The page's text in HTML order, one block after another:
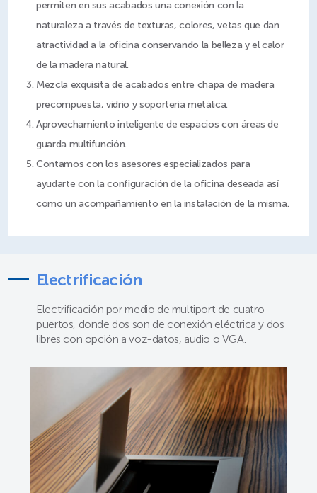
permiten en sus acabados una conexión con la
naturaleza a través de texturas, colores, vetas que dan
atractividad a la oficina conservando la belleza y el calor
Mezcla exquisita de acabados entre chapa de madera
Aprovechamiento inteligente de espacios con áreas de
Contamos con los asesores especializados para
ayudarte con la configuración de la oficina deseada así
como un acompañamiento en la instalación de la misma.
Electrificación
Electrificación por medio de multiport de cuatro
puertos, donde dos son de conexión eléctrica y dos
libres con opción a voz-datos, audio o VGA.